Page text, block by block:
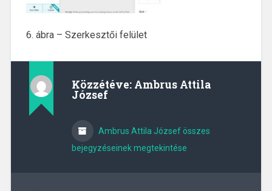
6. ábra – Szerkesztői felület
Közzétéve: Ambrus Attila
József
Ambrus Attila József összes
bejegyzéseinek megtekintése